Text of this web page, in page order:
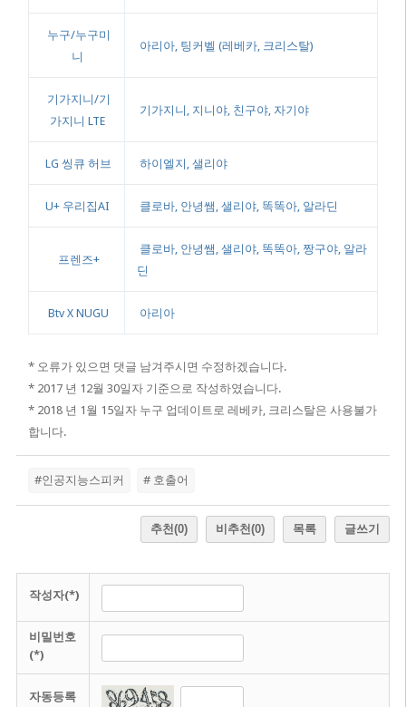
누구/누구미
니
아리아, 팅커벨 (레베카, 크리스탈)
기가지니/기
가지니 LTE
기가지니, 지니야, 친구야, 자기야
LG 씽큐 허브 하이엘지, 샐리야
U+ 우리집AI 클로바, 안녕쌤, 샐리야, 똑똑아, 알라딘
프렌즈+
클로바, 안녕쌤, 샐리야, 똑똑아, 짱구야, 알라
딘
Btv X NUGU 아리아
* 오류가 있으면 댓글 남겨주시면 수정하겠습니다.
* 2017 년 12월 30일자 기준으로 작성하였습니다.
* 2018 년 1월 15일자 누구 업데이트로 레베카, 크리스탈은 사용불가
합니다.
#인공지능스피커 # 호출어
추천(0) 비추천(0) 목록 글쓰기
작성자(*)
비밀번호
(*)
자동등록